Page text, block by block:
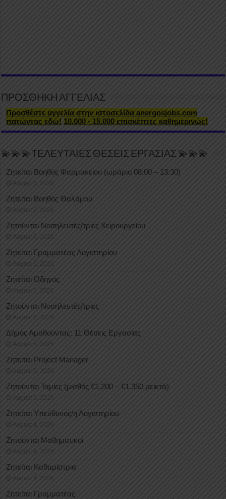
ΠΡΟΣΘΗΚΗ ΑΓΓΕΛΙΑΣ
Προσθέστε αγγελία στην ιστοσελίδα anergosjobs.com
πατώντας εδώ! 10.000 - 15.000 επισκέπτες καθημερινώς!
💫💫💫ΤΕΛΕΥΤΑΙΕΣ ΘΕΣΕΙΣ ΕΡΓΑΣΙΑΣ 💫💫💫
Ζητείται Βοηθός Φαρμακείου (ωράριο 08:00 – 13:30)
August 5, 2026
Ζητείται Βοηθός Θαλάμου
August 5, 2026
Ζητούνται Νοσηλευτές/τριες Χειρουργείου
August 5, 2026
Ζητείται Γραμματέας Λογιστηρίου
August 5, 2026
Ζητείται Οδηγός
August 5, 2026
Ζητούνται Νοσηλευτές/τριες
August 5, 2026
Δήμος Αμαθούντας: 11 Θέσεις Εργασίας
August 5, 2026
Ζητείται Project Manager
August 5, 2026
Ζητούνται Ταμίες (μισθός €1.200 – €1.350 μεικτά)
August 5, 2026
Ζητείται Υπεύθυνος/η Λογιστηρίου
August 4, 2026
Ζητούνται Μαθηματικοί
August 4, 2026
Ζητείται Καθαρίστρια
August 4, 2026
Ζητείται Γραμματέας